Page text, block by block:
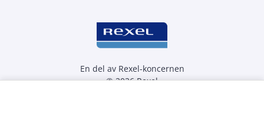
En del av Rexel-koncernen
© 2026 Rexel